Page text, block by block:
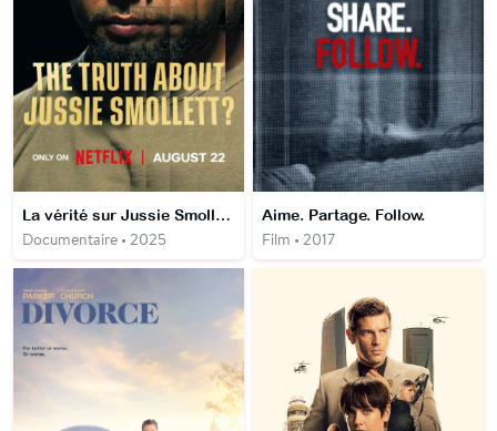
La vérité sur Jussie Smollett ?
Documentaire • 2025
Aime. Partage. Follow.
Film • 2017